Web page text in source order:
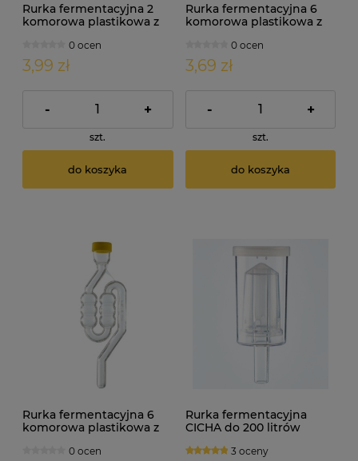
Rurka fermentacyjna 2
komorowa plastikowa z
0 ocen
3,99 zł
- +
szt.
do koszyka
Rurka fermentacyjna 6
komorowa plastikowa z
0 ocen
3,69 zł
- +
szt.
do koszyka
Rurka fermentacyjna 6
komorowa plastikowa z
0 ocen
Rurka fermentacyjna
CICHA do 200 litrów
3 oceny